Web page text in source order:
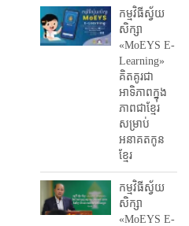
កម្មវិធីស្វ័យ
សិក្សា
«MoEYS E-
Learning»
គិតគូរជា
អាទិភាពក្នុង
ភាពជាខ្មែរ
សម្រាប់
អនាគតកូន
ខ្មែរ
កម្មវិធីស្វ័យ
សិក្សា
«MoEYS E-